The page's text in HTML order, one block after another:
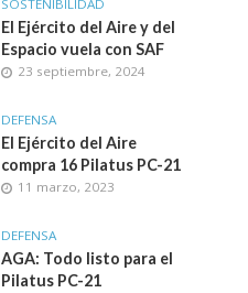
SOSTENIBILIDAD
El Ejército del Aire y del
Espacio vuela con SAF
23 septiembre, 2024
DEFENSA
El Ejército del Aire
compra 16 Pilatus PC-21
11 marzo, 2023
DEFENSA
AGA: Todo listo para el
Pilatus PC-21